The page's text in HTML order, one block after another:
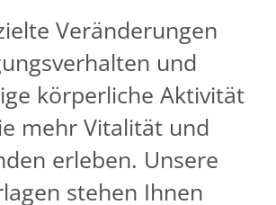
Veränderungen
und
körperliche Aktivität
mehr Vitalität und
erleben. Unsere
stehen Ihnen